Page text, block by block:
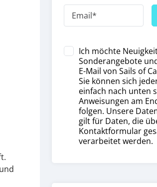
Ich möchte
Sonderangebote
E-Mail von Sails of
Sie können sich
einfach nach unten
Anweisungen am
folgen. Unsere
gilt für Daten, die
Kontaktformular
verarbeitet werden.